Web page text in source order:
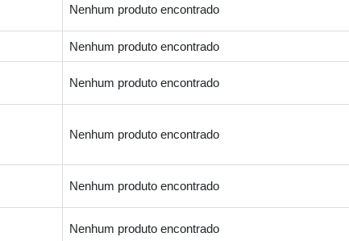
Nenhum produto encontrado
Nenhum produto encontrado
Nenhum produto encontrado
Nenhum produto encontrado
Nenhum produto encontrado
Nenhum produto encontrado